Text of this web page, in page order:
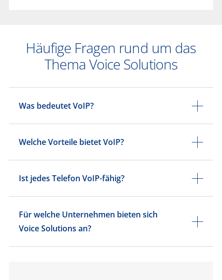
Häufige Fragen rund um das
Thema Voice Solutions
Was bedeutet VoIP?
Welche Vorteile bietet VoIP?
Ist jedes Telefon VoIP-fähig?
Für welche Unternehmen bieten sich
Voice Solutions an?